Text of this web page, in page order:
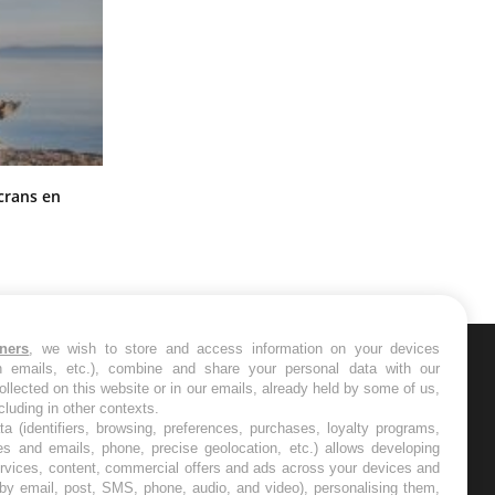
en
les semaines les meilleures
, we wish to store and access information on your devices
emails, etc.), combine and share your personal data with our
on this website or in our emails, already held by some of us,
in other contexts.
(identifiers, browsing, preferences, purchases, loyalty programs,
and emails, phone, precise geolocation, etc.) allows developing
content, commercial offers and ads across your devices and
email, post, SMS, phone, audio, and video), personalising them,